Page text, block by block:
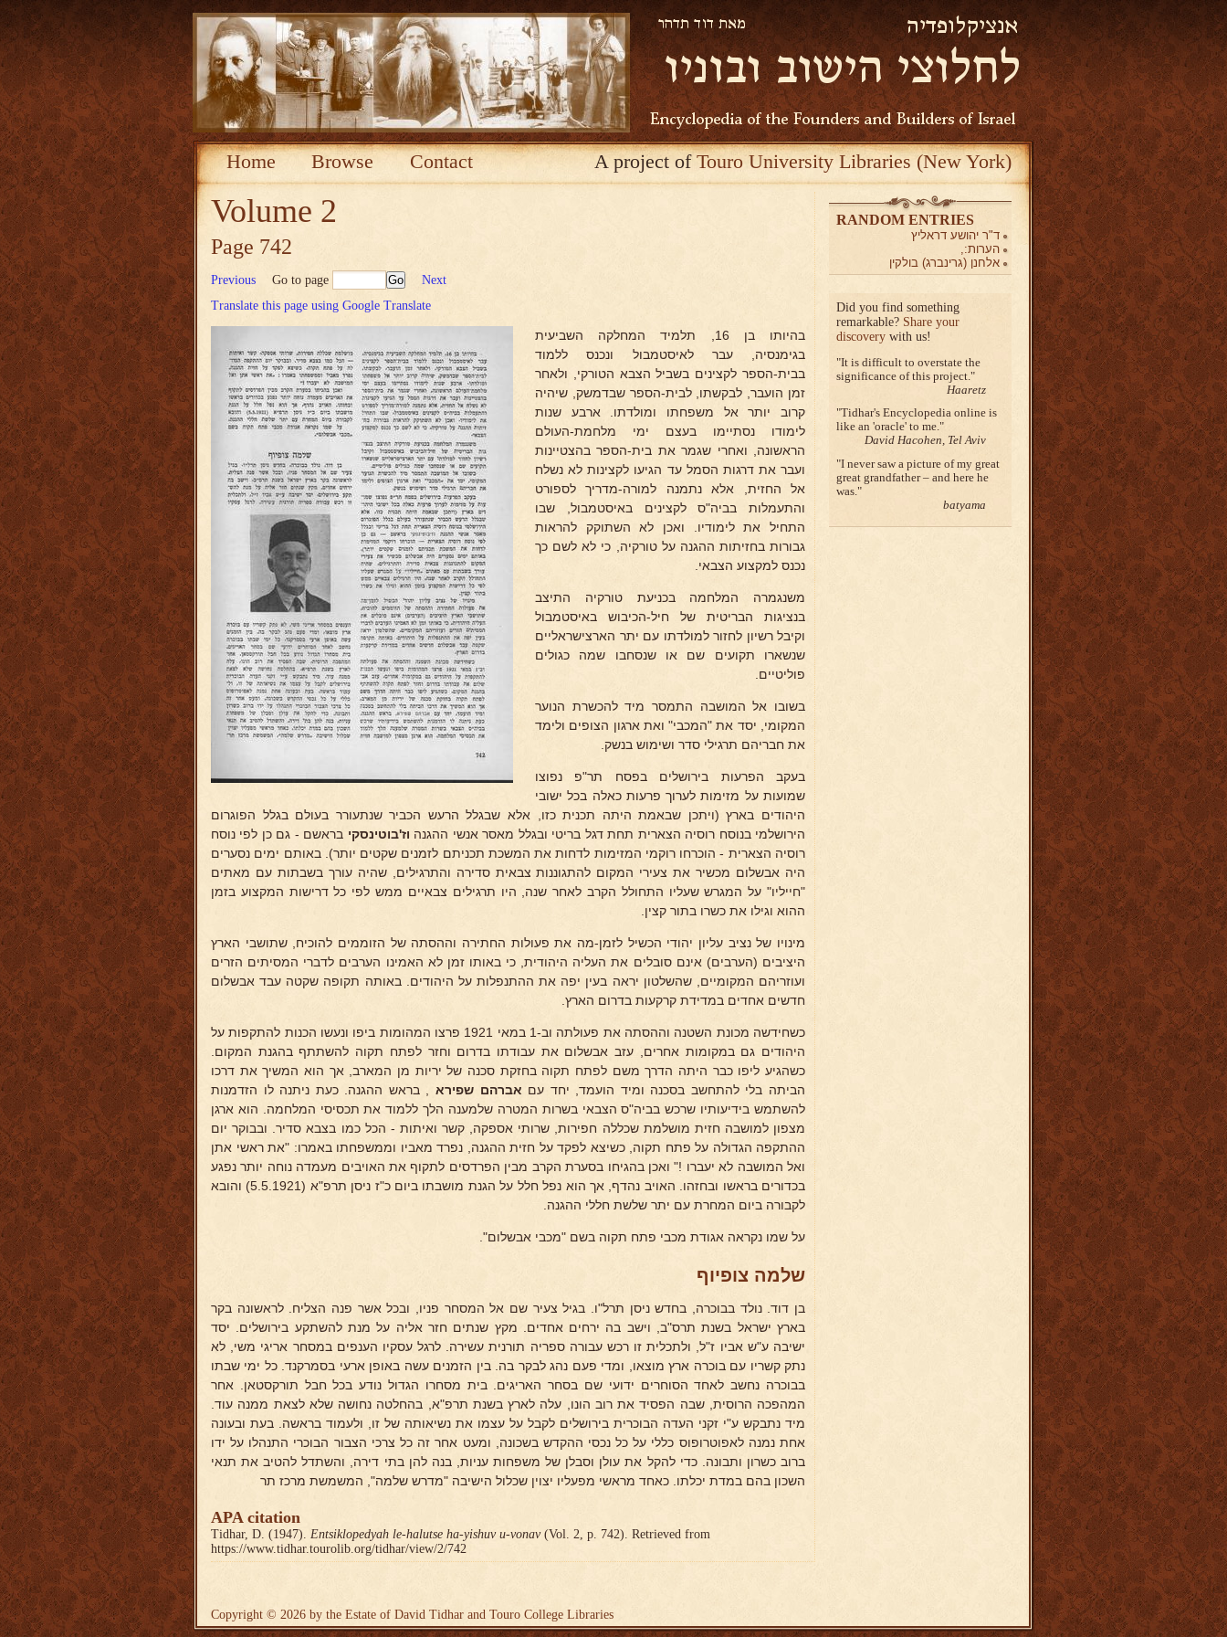
Home Browse Contact A project ofTouro University Libraries (New York)
Volume 2
Page 742
Previous Go to page
Next
Translate this page using Google Translate
בהיותו בן 16, תלמיד המחלקה השביעית
בגימנסיה, עבר לאיסטמבול ונכנס ללמוד
בבית-הספר לקצינים בשביל הצבא הטורקי, ולאחר
זמן הועבר, לבקשתו, לבית-הספר שבדמשק, שיהיה
קרוב יותר אל משפחתו ומולדתו. ארבע שנות
לימודו נסתיימו בעצם ימי מלחמת-העולם
הראשונה, ואחרי שגמר את בית-הספר בהצטיינות
ועבר את דרגות הסמל עד הגיעו לקצינות לא נשלח
אל החזית, אלא נתמנה למורה-מדריך לספורט
והתעמלות בביה"ס לקצינים באיסטמבול, שבו
התחיל את לימודיו. ואכן לא השתוקק להראות
גבורות בחזיתות ההגנה על טורקיה, כי לא לשם כך
נכנס למקצוע הצבאי.
משנגמרה המלחמה בכניעת טורקיה התיצב
בנציגות הבריטית של חיל-הכיבוש באיסטמבול
וקיבל רשיון לחזור למולדתו עם יתר הארצישראליים
שנשארו תקועים שם או שנסחבו שמה כגולים
פוליטיים.
בשובו אל המושבה התמסר מיד להכשרת הנוער
המקומי, יסד את "המכבי" ואת ארגון הצופים ולימד
את חבריהם תרגילי סדר ושימוש בנשק.
בעקב הפרעות בירושלים בפסח תר"פ נפוצו
שמועות על מזימות לערוך פרעות כאלה בכל ישובי
היהודים בארץ (ויתכן שבאמת היתה תכנית כזו, אלא שבגלל הרעש הכביר שנתעורר בעולם בגלל הפוגרום
הירושלמי בנוסח רוסיה הצארית תחת דגל בריטי ובגלל מאסר אנשי ההגנה וז'בוטינסקי בראשם - גם כן לפי נוסח
רוסיה הצארית - הוכרחו רוקמי המזימות לדחות את המשכת תכניתם לזמנים שקטים יותר). באותם ימים נסערים
היה אבשלום מכשיר את צעירי המקום להתגוננות צבאית סדירה והתרגילים, שהיה עורך בשבתות עם מאתים
"חייליו" על המגרש שעליו התחולל הקרב לאחר שנה, היו תרגילים צבאיים ממש לפי כל דרישות המקצוע בזמן
ההוא וגילו את כשרו בתור קצין.
מינויו של נציב עליון יהודי הכשיל לזמן-מה את פעולות החתירה וההסתה של הזוממים להוכיח, שתושבי הארץ
היציבים (הערבים) אינם סובלים את העליה היהודית, כי באותו זמן לא האמינו הערבים לדברי המסיתים הזרים
ועוזריהם המקומיים, שהשלטון יראה בעין יפה את ההתנפלות על היהודים. באותה תקופה שקטה עבד אבשלום
חדשים אחדים במדידת קרקעות בדרום הארץ.
כשחידשה מכונת השטנה וההסתה את פעולתה וב-1 במאי 1921 פרצו המהומות ביפו ונעשו הכנות להתקפות על
היהודים גם במקומות אחרים, עזב אבשלום את עבודתו בדרום וחזר לפתח תקוה להשתתף בהגנת המקום.
כשהגיע ליפו כבר היתה הדרך משם לפתח תקוה בחזקת סכנה של יריות מן המארב, אך הוא המשיך את דרכו
הביתה בלי להתחשב בסכנה ומיד הועמד, יחד עם אברהם שפירא , בראש ההגנה. כעת ניתנה לו הזדמנות
להשתמש בידיעותיו שרכש בביה"ס הצבאי בשרות המטרה שלמענה הלך ללמוד את תכסיסי המלחמה. הוא ארגן
מצפון למושבה חזית מושלמת שכללה חפירות, שרותי אספקה, קשר ואיתות - הכל כמו בצבא סדיר. ובבוקר יום
ההתקפה הגדולה על פתח תקוה, כשיצא לפקד על חזית ההגנה, נפרד מאביו וממשפחתו באמרו: "את ראשי אתן
ואל המושבה לא יעברו !" ואכן בהגיחו בסערת הקרב מבין הפרדסים לתקוף את האויבים מעמדה נוחה יותר נפגע
בכדורים בראשו ובחזהו. האויב נהדף, אך הוא נפל חלל על הגנת מושבתו ביום כ"ז ניסן תרפ"א (5.5.1921) והובא
לקבורה ביום המחרת עם יתר שלשת חללי ההגנה.
על שמו נקראה אגודת מכבי פתח תקוה בשם "מכבי אבשלום".
שלמה צופיוף
בן דוד. נולד בבוכרה, בחדש ניסן תרל"ו. בגיל צעיר שם אל המסחר פניו, ובכל אשר פנה הצליח. לראשונה בקר
בארץ ישראל בשנת תרס"ב, וישב בה ירחים אחדים. מקץ שנתים חזר אליה על מנת להשתקע בירושלים. יסד
ישיבה ע"ש אביו ז"ל, ולתכלית זו רכש עבורה ספריה תורנית עשירה. לרגל עסקיו הענפים במסחר אריגי משי, לא
נתק קשריו עם בוכרה ארץ מוצאו, ומדי פעם נהג לבקר בה. בין הזמנים עשה באופן ארעי בסמרקנד. כל ימי שבתו
בבוכרה נחשב לאחד הסוחרים ידועי שם בסחר האריגים. בית מסחרו הגדול נודע בכל חבל תורקסטאן. אחר
המהפכה הרוסית, שבה הפסיד את רוב הונו, עלה לארץ בשנת תרפ"א, בהחלטה נחושה שלא לצאת ממנה עוד.
מיד נתבקש ע"י זקני העדה הבוכרית בירושלים לקבל על עצמו את נשיאותה של זו, ולעמוד בראשה. בעת ובעונה
אחת נמנה לאפוטרופוס כללי על כל נכסי ההקדש בשכונה, ומעט אחר זה כל צרכי הצבור הבוכרי התנהלו על ידו
ברוב כשרון ותבונה. כדי להקל את עולן וסבלן של משפחות עניות, בנה להן בתי דירה, והשתדל להטיב את תנאי
השכון בהם במדת יכלתו. כאחד מראשי מפעליו יצוין שכלול הישיבה "מדרש שלמה", המשמשת מרכז תר
APA citation
Tidhar, D. (1947). Entsiklopedyah le-halutse ha-yishuv u-vonav(Vol. 2, p. 742). Retrieved from
https://www.tidhar.tourolib.org/tidhar/view/2/742
RANDOM ENTRIES
ד"ר יהושע דראליץ
הערות:,
אלחנן (גרינברג) בולקין
Did you find something
remarkable? Share your
discovery with us!
It is difficult to overstate the
significance of this project.
Haaretz
Tidhar's Encyclopedia online is
like an 'oracle' to me.
David Hacohen, Tel Aviv
I never saw a picture of my great
great grandfather – and here he
was.
batyama
Copyright © 2026 by the Estate of David Tidhar and Touro College Libraries